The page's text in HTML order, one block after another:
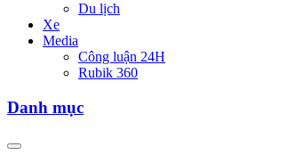
Du lịch
Xe
Media
Công luận 24H
Rubik 360
Danh mục